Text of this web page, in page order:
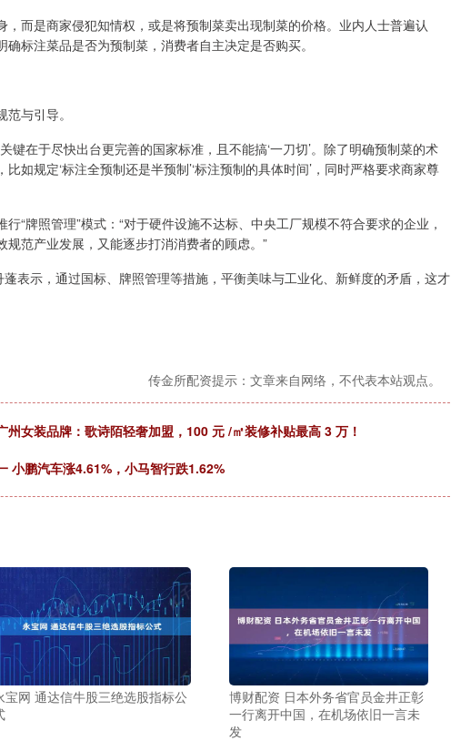
而是商家侵犯知情权，或是将预制菜卖出现制菜的价格。业内人士普遍认
标注菜品是否为预制菜，消费者自主决定是否购买。
与引导。
在于尽快出台更完善的国家标准，且不能搞‘一刀切’。除了明确预制菜的术
如规定‘标注全预制还是半预制’‘标注预制的具体时间’，同时严格要求商家尊
牌照管理”模式：“对于硬件设施不达标、中央工厂规模不符合要求的企业，
范产业发展，又能逐步打消消费者的顾虑。”
表示，通过国标、牌照管理等措施，平衡美味与工业化、新鲜度的矛盾，这才
传金所配资提示：文章来自网络，不代表本站观点。
女装品牌：歌诗陌轻奢加盟，100 元 /㎡装修补贴最高 3 万！
小鹏汽车涨4.61%，小马智行跌1.62%
宝网 通达信牛股三绝选股指标公
博财配资 日本外务省官员金井正彰
一行离开中国，在机场依旧一言未
发